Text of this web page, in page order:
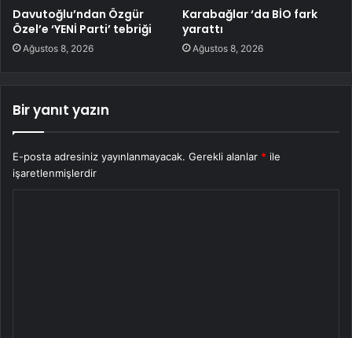
Davutoğlu’ndan Özgür
Özel’e ‘YENİ Parti’ tebriği
Ağustos 8, 2026
Karabağlar ‘da BİO fark
yarattı
Ağustos 8, 2026
Bir yanıt yazın
E-posta adresiniz yayınlanmayacak. Gerekli alanlar * ile
işaretlenmişlerdir